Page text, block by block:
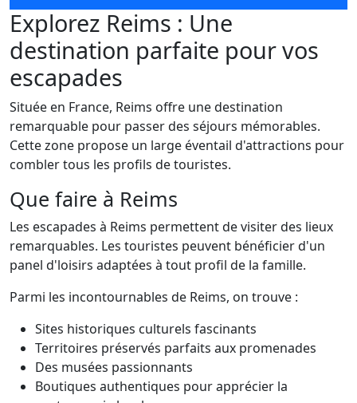
Explorez Reims : Une
destination parfaite pour vos
escapades
Située en France, Reims offre une destination
remarquable pour passer des séjours mémorables.
Cette zone propose un large éventail d'attractions pour
combler tous les profils de touristes.
Que faire à Reims
Les escapades à Reims permettent de visiter des lieux
remarquables. Les touristes peuvent bénéficier d'un
panel d'loisirs adaptées à tout profil de la famille.
Parmi les incontournables de Reims, on trouve :
Sites historiques culturels fascinants
Territoires préservés parfaits aux promenades
Des musées passionnants
Boutiques authentiques pour apprécier la